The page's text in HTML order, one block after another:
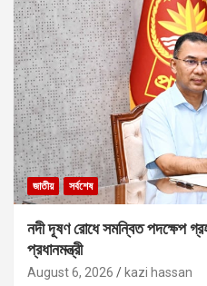
জাতীয় সর্বশেষ
নদী দূষণ রোধে সমন্বিত পদক্ষেপ
প্রধানমন্ত্রী
August 6, 2026 kazi hassan